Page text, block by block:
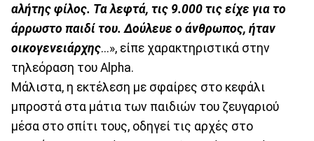
αλήτης φίλος. Τα λεφτά, τις 9.000 τις είχε για το
άρρωστο παιδί του. Δούλευε ο άνθρωπος, ήταν
οικογενειάρχης...», είπε χαρακτηριστικά στην
τηλεόραση του Alpha.
Μάλιστα, η εκτέλεση με σφαίρες στο κεφάλι
μπροστά στα μάτια των παιδιών του ζευγαριού
μέσα στο σπίτι τους, οδηγεί τις αρχές στο